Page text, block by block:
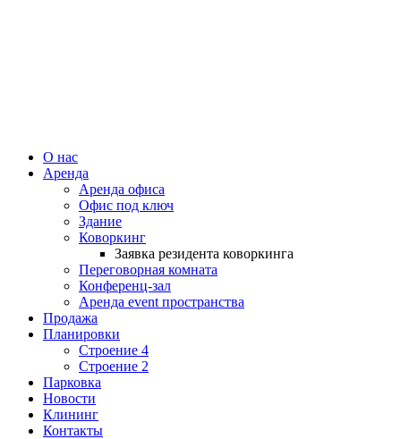
О нас
Аренда
Аренда офиса
Офис под ключ
Здание
Коворкинг
Заявка резидента коворкинга
Переговорная комната
Конференц-зал
Аренда event пространства
Продажа
Планировки
Строение 4
Строение 2
Парковка
Новости
Клининг
Контакты